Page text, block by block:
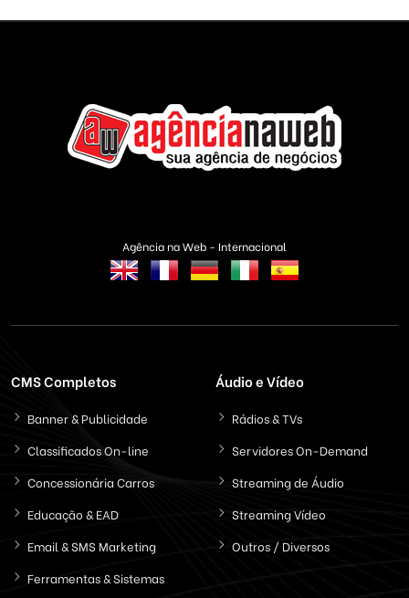
Agência na Web - Internacional
CMS Completos
Banner & Publicidade
Classificados On-line
Concessionária Carros
Educação & EAD
Email & SMS Marketing
Ferramentas & Sistemas
Áudio e Vídeo
Rádios & TVs
Servidores On-Demand
Streaming de Áudio
Streaming Vídeo
Outros / Diversos